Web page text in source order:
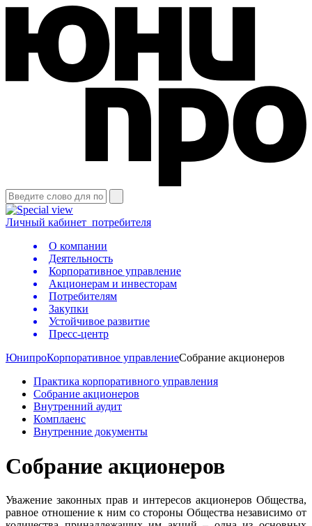
Личный кабинет потребителя
О компании
Деятельность
Корпоративное управление
Акционерам и инвесторам
Потребителям
Закупки
Устойчивое развитие
Пресс-центр
ЮнипроКорпоративное управлениеСобрание акционеров
Практика корпоративного управления
Собрание акционеров
Внутренний аудит
Комплаенс
Внутренние документы
Собрание акционеров
Уважение законных прав и интересов акционеров Общества,
равное отношение к ним со стороны Общества независимо от